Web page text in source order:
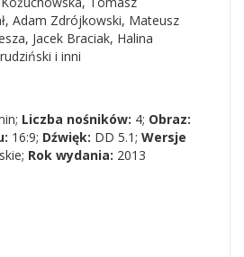
Adam Zdrójkowski, Mateusz
Jacek Braciak, Halina
i inni
Liczba nośników: 4; Obraz:
16:9; Dźwięk: DD 5.1; Wersje
Rok wydania: 2013